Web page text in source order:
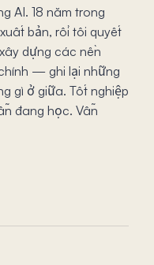
AI. 18 năm trong
bản, rồi tôi quyết
dựng các nền
— ghi lại những
gì ở giữa. Tốt nghiệp
đang học. Vẫn